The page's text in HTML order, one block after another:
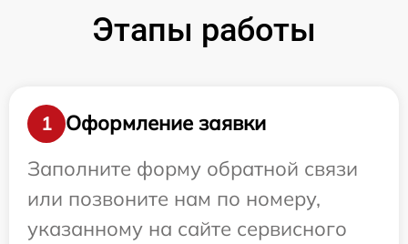
Этапы работы
1
Оформление заявки
Заполните форму обратной связи
или позвоните нам по номеру,
указанному на сайте сервисного